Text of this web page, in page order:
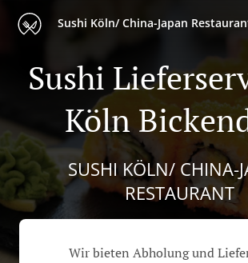
Sushi Köln/ China-Japan
Sushi
Köln
SUSHI KÖLN/ CHINA-
RESTAURANT
Wir bieten Abholung und